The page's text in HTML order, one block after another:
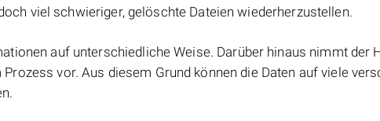
viel schwieriger, gelöschte Dateien wiederherzustellen.
auf unterschiedliche Weise. Darüber hinaus nimmt der
vor. Aus diesem Grund können die Daten auf viele